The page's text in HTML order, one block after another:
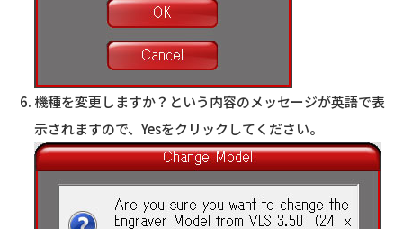
機種を変更しますか？という内容のメッセージが英語で表
示されますので、Yesをクリックしてください。